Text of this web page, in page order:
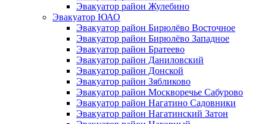
Эвакуатор район Жулебино
Эвакуатор ЮАО
Эвакуатор район Бирюлёво Восточное
Эвакуатор район Бирюлёво Западное
Эвакуатор район Братеево
Эвакуатор район Даниловский
Эвакуатор район Донской
Эвакуатор район Зябликово
Эвакуатор район Москворечье Сабурово
Эвакуатор район Нагатино Cадовники
Эвакуатор район Нагатинский Затон